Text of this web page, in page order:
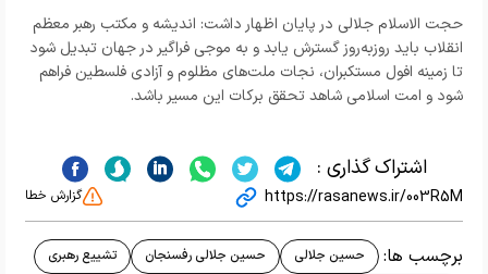
حجت الاسلام جلالی در پایان اظهار داشت: اندیشه و مکتب رهبر معظم
انقلاب باید روزبه‌روز گسترش یابد و به موجی فراگیر در جهان تبدیل شود
تا زمینه افول مستکبران، نجات ملت‌های مظلوم و آزادی فلسطین فراهم
شود و امت اسلامی شاهد تحقق برکات این مسیر باشد.
اشتراک گذاری :
https://rasanews.ir/003R5M گزارش خطا
برچسب ها: حسین جلالی حسین جلالی رفسنجان
تشییع رهبری